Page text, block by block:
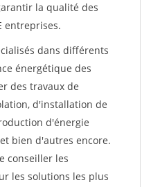
la qualité des
entreprises.
dans différents
énergétique des
des travaux de
d'installation de
d'énergie
bien d'autres encore.
conseiller les
les solutions les plus